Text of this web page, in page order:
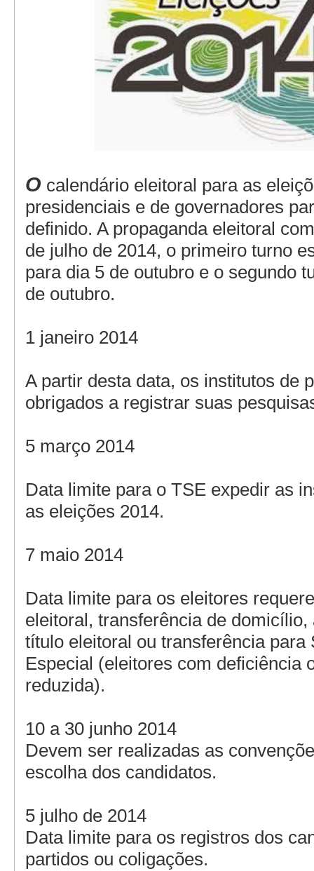
O calendário eleitoral para as
presidenciais e de governadores
definido. A propaganda eleitoral
de julho de 2014, o primeiro turno
para dia 5 de outubro e o segundo
de outubro.
1 janeiro 2014
A partir desta data, os institutos de
obrigados a registrar suas
5 março 2014
Data limite para o TSE expedir as
as eleições 2014.
7 maio 2014
Data limite para os eleitores
eleitoral, transferência de domicílio,
título eleitoral ou transferência para
Especial (eleitores com deficiência
reduzida).
10 a 30 junho 2014
Devem ser realizadas as
escolha dos candidatos.
5 julho de 2014
Data limite para os registros dos
partidos ou coligações.